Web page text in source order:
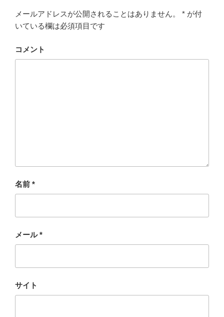
メールアドレスが公開されることはありません。 * が付
いている欄は必須項目です
コメント
名前 *
メール*
サイト